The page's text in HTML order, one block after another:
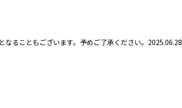
なることもございます。予めご了承ください。2025.06.28